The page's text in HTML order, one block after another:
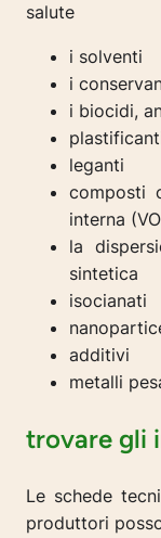
salute
i solventi
i
i biocidi,
leganti
composti
interna
la
sintetica
isocianati
additivi
metalli
trovare gli
Le schede
produttori